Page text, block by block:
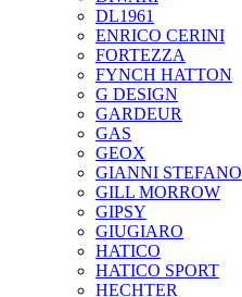
DL1961
ENRICO CERINI
FORTEZZA
FYNCH HATTON
G DESIGN
GARDEUR
GAS
GEOX
GIANNI STEFANO
GILL MORROW
GIPSY
GIUGIARO
HATICO
HATICO SPORT
HECHTER